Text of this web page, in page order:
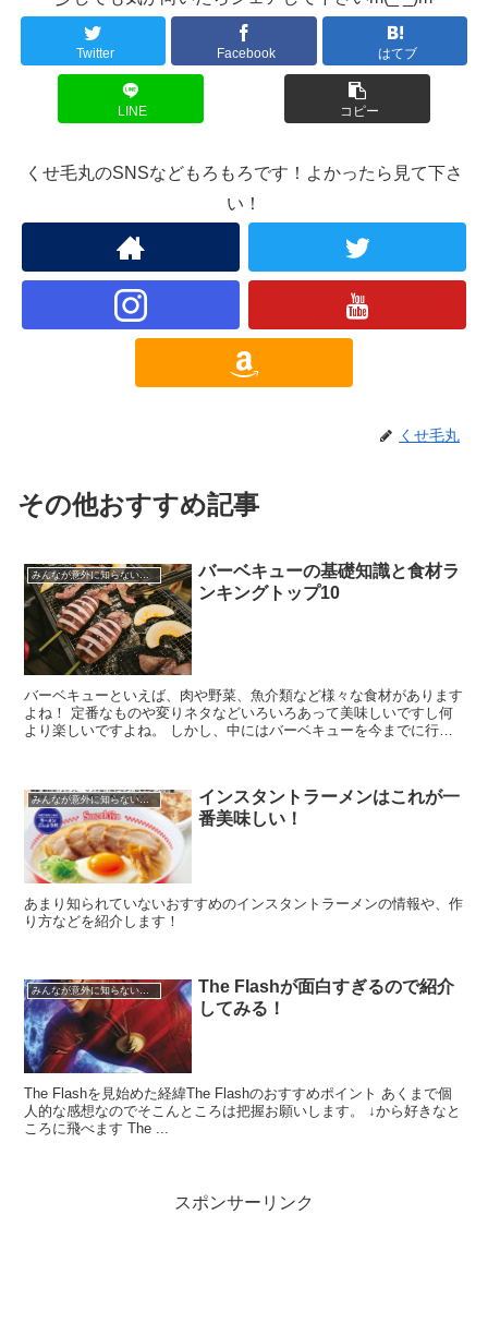
Twitter Facebook はてブ
LINE コピー
くせ毛丸のSNSなどもろもろです！よかったら見て下さ
い！
くせ毛丸
その他おすすめ記事
みんなが意外に知らないこと
バーベキューの基礎知識と食材ラ
ンキングトップ10
バーベキューといえば、肉や野菜、魚介類など様々な食材があります
よね！ 定番なものや変りネタなどいろいろあって美味しいですし何
より楽しいですよね。 しかし、中にはバーベキューを今までに行っ
みんなが意外に知らないこと
インスタントラーメンはこれが一
番美味しい！
あまり知られていないおすすめのインスタントラーメンの情報や、作
り方などを紹介します！
みんなが意外に知らないこと
The Flashが面白すぎるので紹介
してみる！
The Flashを見始めた経緯The Flashのおすすめポイント あくまで個
人的な感想なのでそこんところは把握お願いします。 ↓から好きなと
ころに飛べます The ...
スポンサーリンク